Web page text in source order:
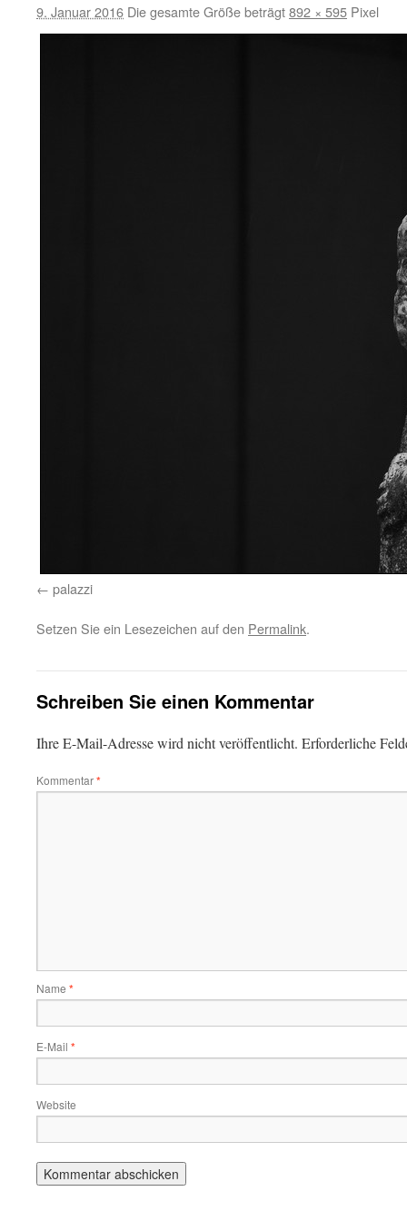
9. Januar 2016 Die gesamte Größe beträgt892 × 595 Pixel
palazzi
Setzen Sie ein Lesezeichen auf den Permalink.
Schreiben Sie einen Kommentar
Ihre E-Mail-Adresse wird nicht veröffentlicht. Erforderliche
Kommentar*
Name *
E-Mail *
Website